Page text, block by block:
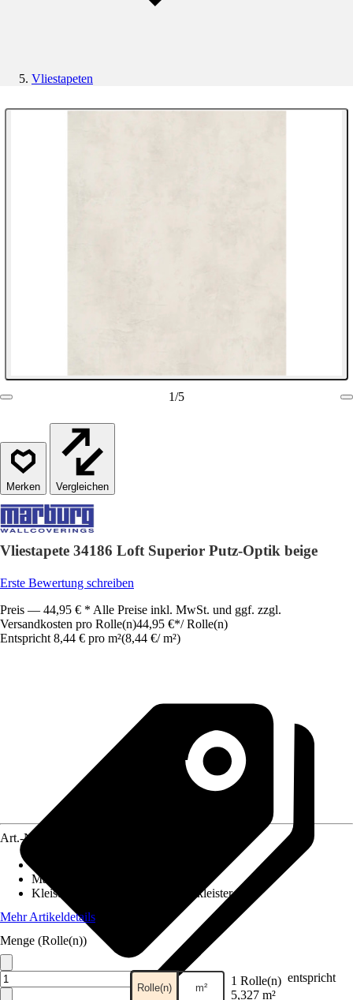
Vliestapeten
1/5
Vergleichen
Vliestapete 34186 Loft Superior Putz-Optik beige
Erste Bewertung schreiben
Preis — 44,95 € * Alle Preise inkl. MwSt. und ggf. zzgl.
Versandkosten pro Rolle(n)44,95 €*/ Rolle(n)
Entspricht 8,44 € pro m²(8,44 €/ m²)
Art.-Nr.
Maße (BxH)
Kleisterempfehlung
Vliestapetenkleister
Mehr Artikeldetails
Menge (Rolle(n))
Rolle(n) m² 1 Rolle(n) entspricht
5,327 m²